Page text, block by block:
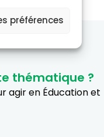
préférences
thématique ?
agir en Éducation et